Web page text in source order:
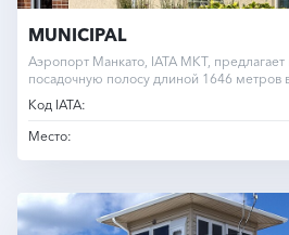
MUNICIPAL
Аэропорт Манкато, IATA MKT,
посадочную полосу длиной 1646 метров
Код IATA:
Место: